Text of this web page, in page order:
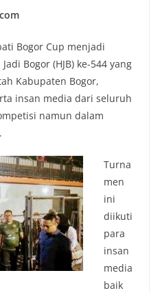
Bogor Cup menjadi
Bogor (HJB) ke-544 yang
Kabupaten Bogor,
insan media dari seluruh
namun dalam
Turna
men
ini
diikuti
para
insan
media
baik